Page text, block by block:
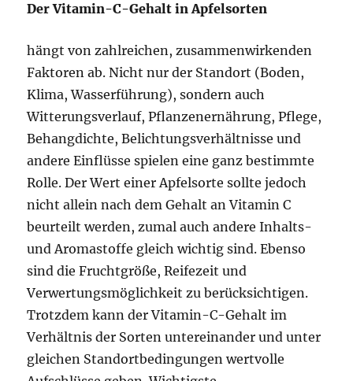
Der Vitamin-C-Gehalt in Apfelsorten
hängt von zahlreichen, zusammenwirkenden
Faktoren ab. Nicht nur der Standort (Boden,
Klima, Wasserführung), sondern auch
Witterungsverlauf, Pflanzenernährung, Pflege,
Behangdichte, Belichtungsverhältnisse und
andere Einflüsse spielen eine ganz bestimmte
Rolle. Der Wert einer Apfelsorte sollte jedoch
nicht allein nach dem Gehalt an Vitamin C
beurteilt werden, zumal auch andere Inhalts-
und Aromastoffe gleich wichtig sind. Ebenso
sind die Fruchtgröße, Reifezeit und
Verwertungsmöglichkeit zu berücksichtigen.
Trotzdem kann der Vitamin-C-Gehalt im
Verhältnis der Sorten untereinander und unter
gleichen Standortbedingungen wertvolle